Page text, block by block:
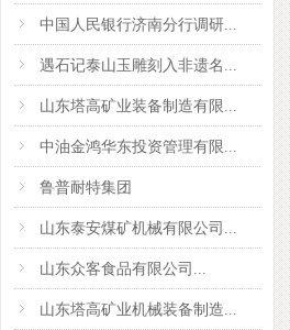
中国人民银行济南分行调研...
遇石记泰山玉雕刻入非遗名...
山东塔高矿业装备制造有限...
中油金鸿华东投资管理有限...
鲁普耐特集团
山东泰安煤矿机械有限公司...
山东众客食品有限公司...
山东塔高矿业机械装备制造...